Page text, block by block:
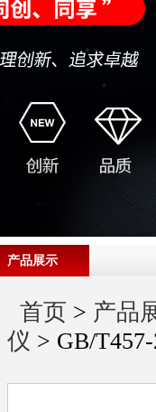
产品展示
首页 > 产品
仪 > GB/